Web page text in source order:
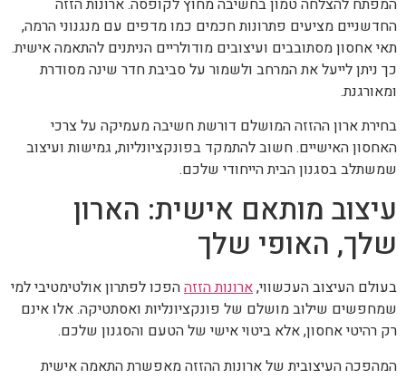
החדשניים מציעים פתרונות חכמים כמו מדפים עם מנגנוני הרמה,
תאי אחסון מסתובבים ועיצובים מודולריים הניתנים להתאמה אישית.
כך ניתן לייעל את המרחב ולשמור על סביבת חדר שינה מסודרת
ומאורגנת.
בחירת ארון ההזזה המושלם דורשת חשיבה מעמיקה על צרכי
האחסון האישיים. חשוב להתמקד בפונקציונליות, גמישות ועיצוב
שמשתלב בסגנון הבית הייחודי שלכם.
עיצוב מותאם אישית: הארון
שלך, האופי שלך
בעולם העיצוב העכשווי,ארונות הזזההפכו לפתרון אולטימטיבי למי
שמחפשים שילוב מושלם של פונקציונליות ואסתטיקה. אלו אינם
רק רהיטי אחסון, אלא ביטוי אישי של הטעם והסגנון שלכם.
המהפכה העיצובית של ארונות ההזזה מאפשרת התאמה אישית